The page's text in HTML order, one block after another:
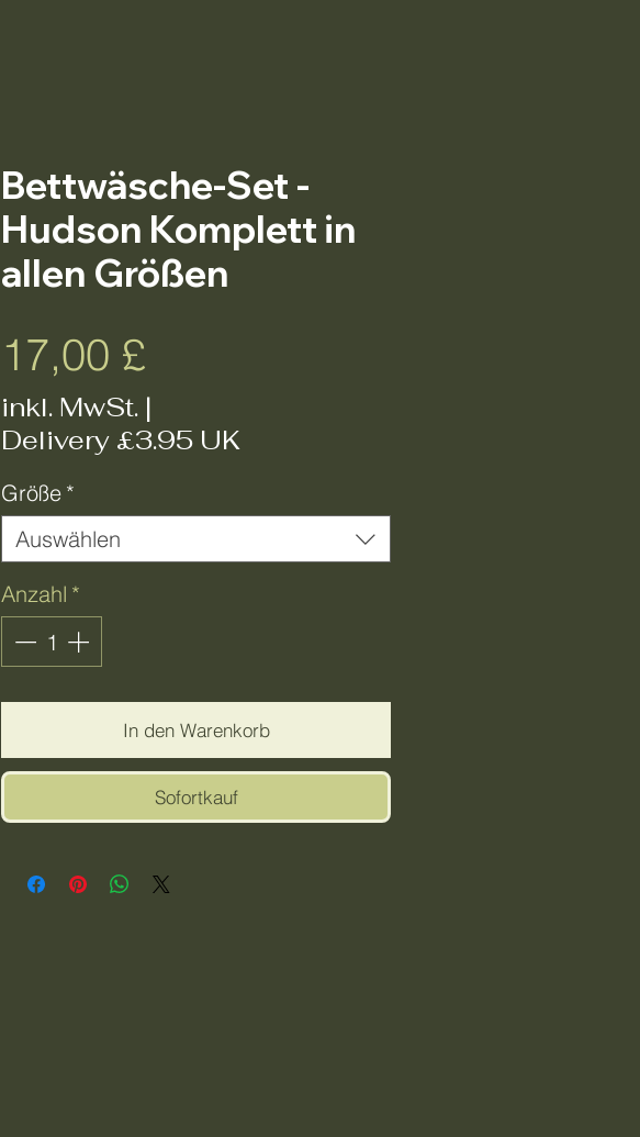
Bettwäsche-Set -
Hudson Komplett in
allen Größen
17,00 £
inkl. MwSt. |
Delivery £3.95 UK
Größe *
Auswählen
Anzahl *
In den Warenkorb
Sofortkauf